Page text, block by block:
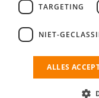
login
Bedrijf aanmelden
nieuwe collega/
TARGETING
NIET-
ALLES